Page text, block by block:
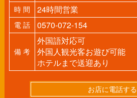
時 間 24時間営業
電 話 0570-072-154
備 考
外国語対応可
外国人観光客お遊び可能
ホテルまで送迎あり
お店に電話する